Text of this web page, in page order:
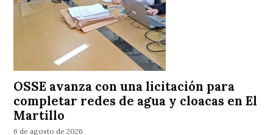
OSSE avanza con una licitación para
completar redes de agua y cloacas en El
Martillo
6 de agosto de 2026